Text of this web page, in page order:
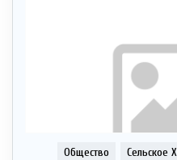
Общество Сельское